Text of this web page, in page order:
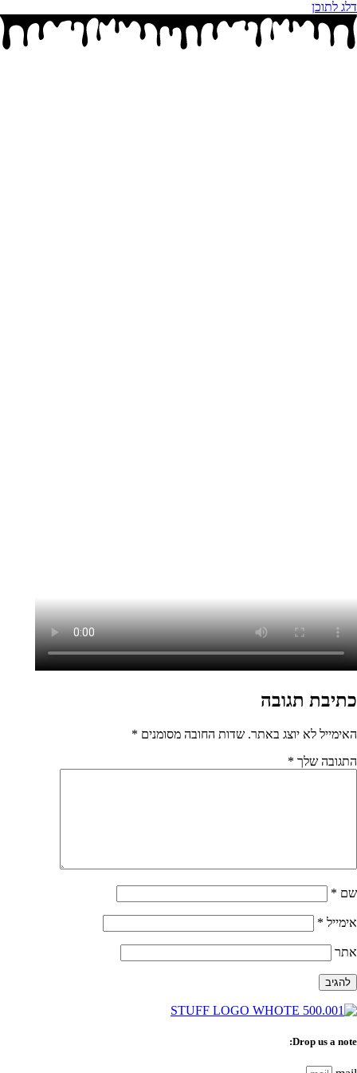
דלג לתוכן
כתיבת תגובה
האימייל לא יוצג באתר. שדות החובה מסומנים *
התגובה שלך *
שם *
אימייל *
אתר
Drop us a note: